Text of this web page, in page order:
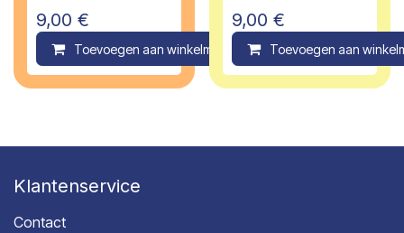
9,00 €
Toevoegen aan winkelmandje Compare
9,00 €
Toevoegen aan
Klantenservice
Contact